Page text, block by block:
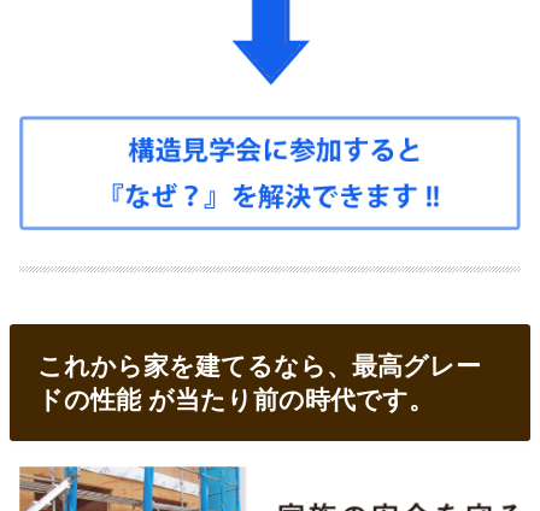
これから家を建てるなら、最高グレー
ドの性能 が当たり前の時代です。